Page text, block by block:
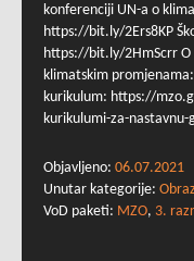
konferenciji UN-a o
https://bit.ly/2Ers8KP
https://bit.ly/2HmScrr
klimatskim
kurikulum: https://
kurikulumi-za-
Objavljeno: 06.07.2021
Unutar kategorije:
VoD paketi: MZO, 3.